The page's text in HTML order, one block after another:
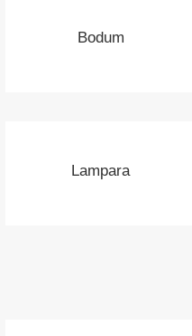
Bodum
Lampara